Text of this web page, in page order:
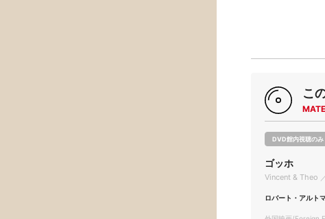
こ
DVD館内視聴のみ
ゴッホ
Vincent & Theo
ロバート・アルト